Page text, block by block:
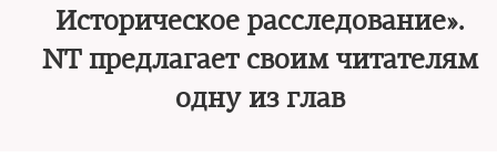
Историческое расследование».
NT предлагает своим читателям
одну из глав